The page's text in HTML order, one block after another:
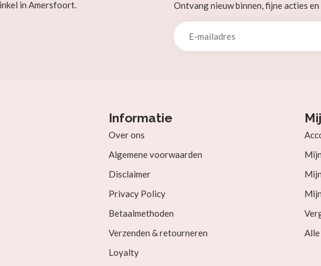
in Amersfoort. Ontvang nieuw binnen, fijne acties
Informatie
Over ons
Algemene voorwaarden
Disclaimer
Privacy Policy
Betaalmethoden
Verzenden & retourneren
Loyalty